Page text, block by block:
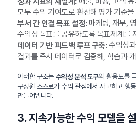
모두 수익 기여도로 환산해 평가 기준을
부서 간 연결 목표 설정:마케팅, 재무,
수익성 목표를 공유하도록 목표체계를
데이터 기반 피드백 루프 구축:수익성
결과를 즉시 데이터로 검증해, 학습과
이러한 구조는 수익성 분석 도구의 활용도를
구성원 스스로가 수익 관점에서 사고하고 행
만들어냅니다.
3. 지속가능한 수익 모델을